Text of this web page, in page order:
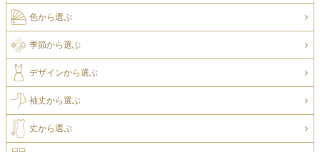
色から選ぶ
季節から選ぶ
デザインから選ぶ
袖丈から選ぶ
丈から選ぶ